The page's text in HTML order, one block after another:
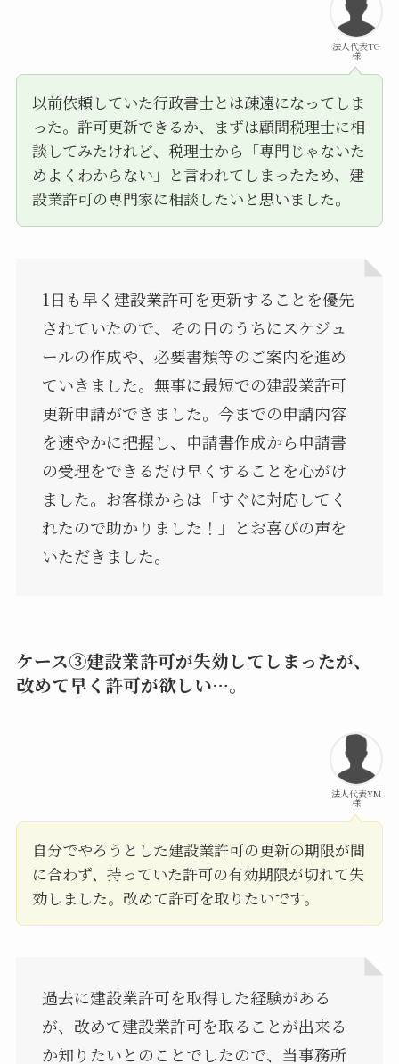
法人代表TG
様
以前依頼していた行政書士とは疎遠になってしま
った。許可更新できるか、まずは顧問税理士に相
談してみたけれど、税理士から「専門じゃないた
めよくわからない」と言われてしまったため、建
設業許可の専門家に相談したいと思いました。
1日も早く建設業許可を更新することを優先
されていたので、その日のうちにスケジュ
ールの作成や、必要書類等のご案内を進め
ていきました。無事に最短での建設業許可
更新申請ができました。今までの申請内容
を速やかに把握し、申請書作成から申請書
の受理をできるだけ早くすることを心がけ
ました。お客様からは「すぐに対応してく
れたので助かりました！」とお喜びの声を
いただきました。
ケース③建設業許可が失効してしまったが、
改めて早く許可が欲しい…。
法人代表YM
様
自分でやろうとした建設業許可の更新の期限が間
に合わず、持っていた許可の有効期限が切れて失
効しました。改めて許可を取りたいです。
過去に建設業許可を取得した経験がある
が、改めて建設業許可を取ることが出来る
か知りたいとのことでしたので、当事務所